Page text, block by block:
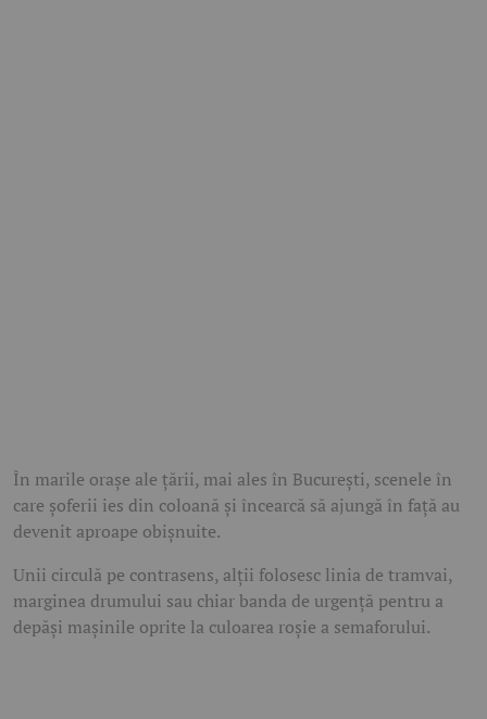
În marile orașe ale țării, mai ales în București, scenele în
care șoferii ies din coloană și încearcă să ajungă în față au
devenit aproape obișnuite.
Unii circulă pe contrasens, alții folosesc linia de tramvai,
marginea drumului sau chiar banda de urgență pentru a
depăși mașinile oprite la culoarea roșie a semaforului.